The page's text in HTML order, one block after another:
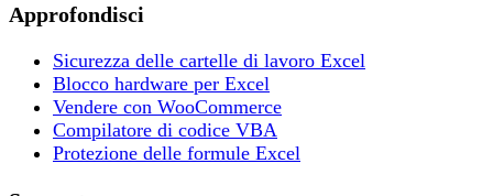
Approfondisci
Sicurezza delle cartelle di lavoro Excel
Blocco hardware per Excel
Vendere con WooCommerce
Compilatore di codice VBA
Protezione delle formule Excel